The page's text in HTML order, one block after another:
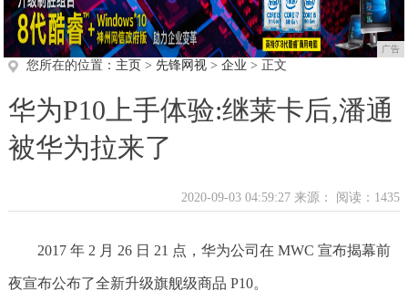
广告
您所在的位置： 主页 > 先锋网视> 企业 > 正文
华为P10上手体验:继莱卡后,潘通
被华为拉来了
2020-09-03 04:59:27 来源： 阅读：1435
2017 年 2 月 26 日 21 点，华为公司在 MWC 宣布揭幕前
夜宣布公布了全新升级旗舰级商品 P10。